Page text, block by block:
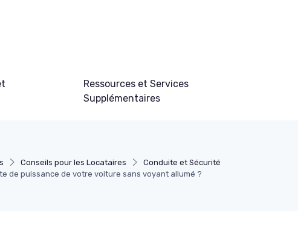
Ressources et Services
Supplémentaires
Conseils pour les Locataires
Conduite et Sécurité
de puissance de votre voiture sans voyant allumé ?